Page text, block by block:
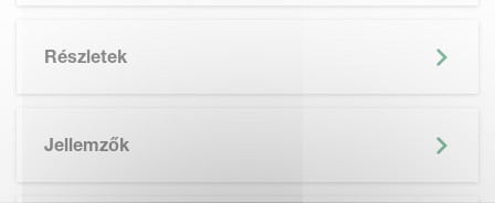
Részletek
Jellemzők